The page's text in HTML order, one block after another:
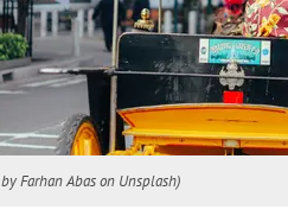
Farhan Abas on Unsplash)